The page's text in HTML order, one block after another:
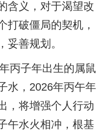
含义，对于渴望改
打破僵局的契机，
妥善规划。
丙子年出生的属鼠
水，2026年丙午年
，将增强个人行动
午水火相冲，根基